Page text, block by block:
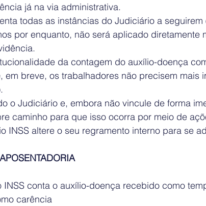
já na via administrativa.
todas as instâncias do Judiciário a seguirem
por enquanto, não será aplicado diretamente
da contagem do auxílio-doença
em breve, os trabalhadores não precisem mais
o Judiciário e, embora não vincule de forma
caminho para que isso ocorra por meio de
INSS altere o seu regramento interno para se
INSS conta o auxílio-doença recebido como
carência